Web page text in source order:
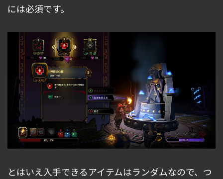
には必須です。
とはいえ入手できるアイテムはランダムなので、つ